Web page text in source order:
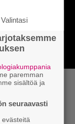
nyt
Soldier
Wildlands
Valintasi
paremman
sisältöä ja
seuraavasti